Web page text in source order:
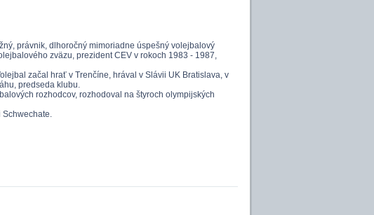
právnik, dlhoročný mimoriadne úspešný volejbalový
zväzu, prezident CEV v rokoch 1983 - 1987,
začal hrať v Trenčíne, hrával v Slávii UK Bratislava, v
predseda klubu.
rozhodcov, rozhodoval na štyroch olympijských